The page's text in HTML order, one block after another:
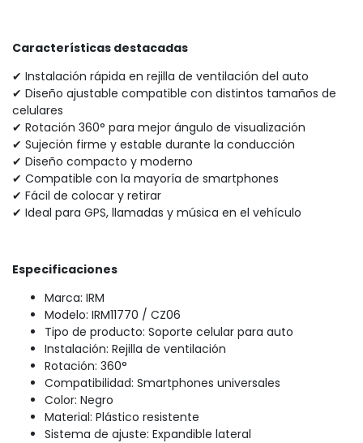
Características destacadas
✔ Instalación rápida en rejilla de ventilación del auto
✔ Diseño ajustable compatible con distintos tamaños de
celulares
✔ Rotación 360° para mejor ángulo de visualización
✔ Sujeción firme y estable durante la conducción
✔ Diseño compacto y moderno
✔ Compatible con la mayoría de smartphones
✔ Fácil de colocar y retirar
✔ Ideal para GPS, llamadas y música en el vehículo
Especificaciones
Marca: IRM
Modelo: IRM11770 / CZ06
Tipo de producto: Soporte celular para auto
Instalación: Rejilla de ventilación
Rotación: 360°
Compatibilidad: Smartphones universales
Color: Negro
Material: Plástico resistente
Sistema de ajuste: Expandible lateral